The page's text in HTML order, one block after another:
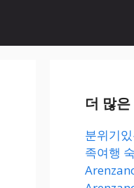
더 많
분위기
족여행